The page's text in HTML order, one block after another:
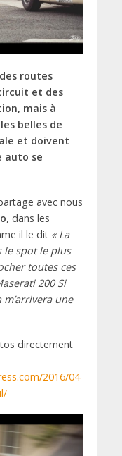
routes
et des
mais à
belles de
et doivent
auto se
avec nous
, dans les
il le dit « La
le spot le plus
toutes ces
200 Si
une
directement
2016/04